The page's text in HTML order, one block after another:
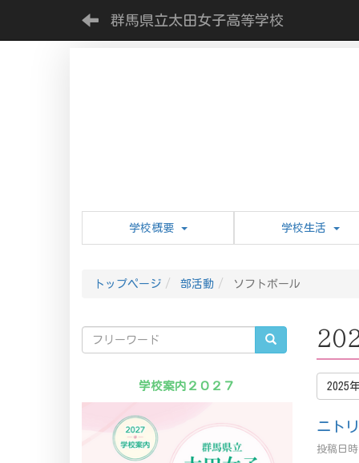
群馬県立太田女子高等学校
学校概要 学校生活
トップページ 部活動 ソフトボール
2025
ニト
投稿日
学校案内２０２７